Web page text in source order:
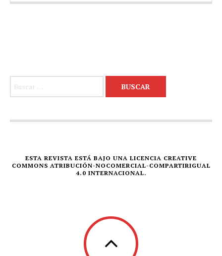
ESTA REVISTA ESTÁ BAJO UNA LICENCIA CREATIVE
COMMONS ATRIBUCIÓN-NOCOMERCIAL-COMPARTIRIGUAL
4.0 INTERNACIONAL.